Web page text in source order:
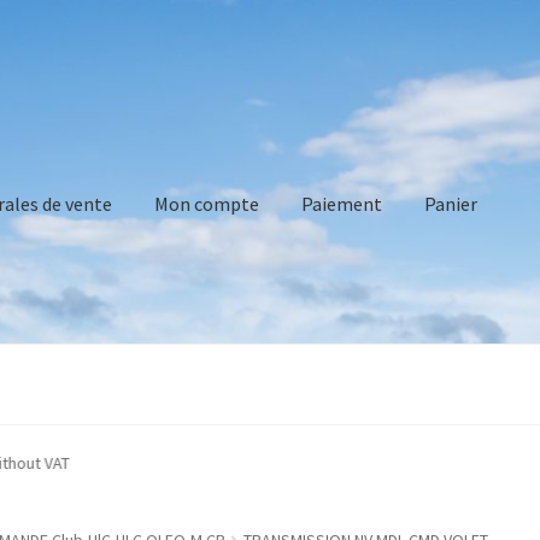
de vente Mon compte Paiement Panier
without VAT